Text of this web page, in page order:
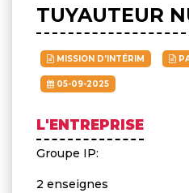
TUYAUTEUR
MISSION D'INTÉRIM
05-09-2025
L'ENTREPRISE
Groupe IP:
2 enseignes